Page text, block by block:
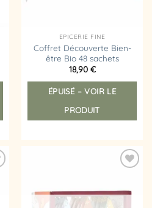
EPICERIE FINE
Coffret Découverte Bien-
être Bio 48 sachets
18,90 €
ÉPUISÉ – VOIR LE
PRODUIT
liste